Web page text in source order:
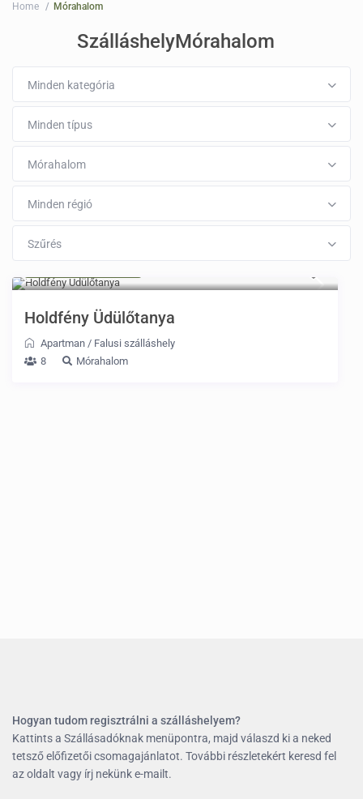
Home Mórahalom
SzálláshelyMórahalom
Minden kategória
Minden típus
Mórahalom
Minden régió
Szűrés
Holdfény Üdülőtanya
Apartman / Falusi szálláshely
8
Mórahalom
Hogyan tudom regisztrálni a szálláshelyem?
Kattints a Szállásadóknak menüpontra, majd válaszd ki a neked
tetsző előfizetői csomagajánlatot. További részletekért keresd fel
az oldalt vagy írj nekünk e-mailt.